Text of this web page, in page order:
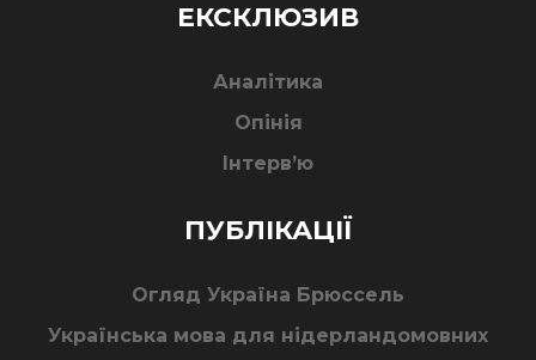
ЕКСКЛЮЗИВ
Аналітика
Опінія
Інтерв’ю
ПУБЛІКАЦІЇ
Огляд Україна Брюссель
Українська мова для нідерландомовних